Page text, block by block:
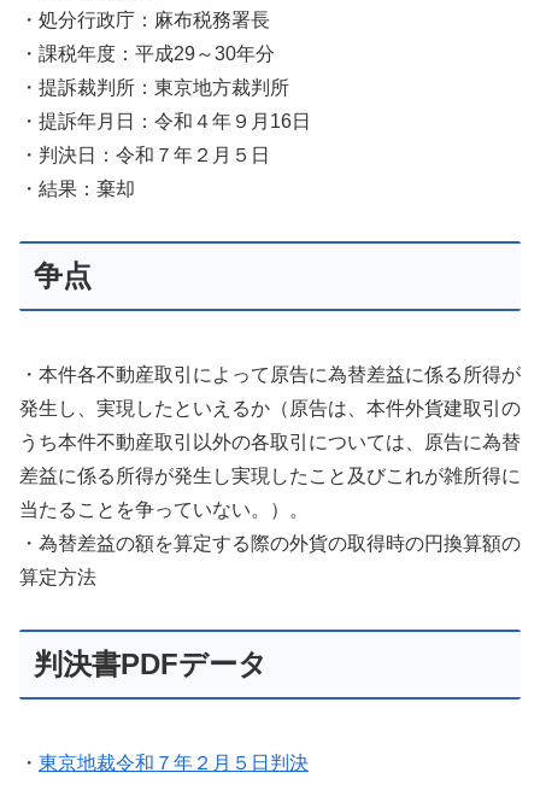
・処分行政庁：麻布税務署長
・課税年度：平成29～30年分
・提訴裁判所：東京地方裁判所
・提訴年月日：令和４年９月16日
・判決日：令和７年２月５日
・結果：棄却
争点
・本件各不動産取引によって原告に為替差益に係る所得が
発生し、実現したといえるか（原告は、本件外貨建取引の
うち本件不動産取引以外の各取引については、原告に為替
差益に係る所得が発生し実現したこと及びこれが雑所得に
当たることを争っていない。）。
・為替差益の額を算定する際の外貨の取得時の円換算額の
算定方法
判決書PDFデータ
・ 東京地裁令和７年２月５日判決